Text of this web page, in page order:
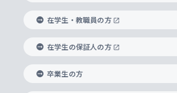
経済学部
外国語学部
総合グローバル学部
身体知
思考と表現
データサイエンス
グローバル教育センター
上智大学で学ぶ
海外で学ぶ
学びのサポート
大学院
神学研究科
助産学専攻科
国際言語情報研究所
グローバル・コンサーン研究所
比較文化研究所
研究支援制度
重点領域研究・自由課題研究
研究活動に関する法令・研究費
ボランティア活動
学生の相談窓口
心身の健康相談
ハラスメント防止の取り組み
キャリア形成サポート
キャリア形成支援プログラム
住まいのサポート
科目等履修生
研究生・外国人特別研究生・国
交換留学生(海外大学から上智
学長・副学長紹介
上智大学の精神
上智大学の理念
上智大学の沿革
グローバルエンゲージメント
上智大学を訪れた世界の知性
上智大学公式ソーシャルメディ
在学生・教職員の方
在学生の保証人の方
卒業生の方